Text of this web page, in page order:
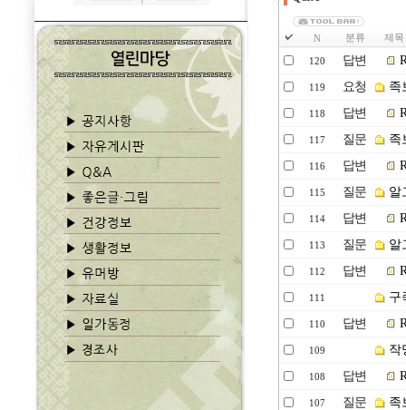
N 분류 제목
120 답변
119 요청 족
118 답변
117 질문 족
116 답변
115 질문 알
114 답변
113 질문 알
112 답변
111 구
110 답변
109 작
108 답변
107 질문 족